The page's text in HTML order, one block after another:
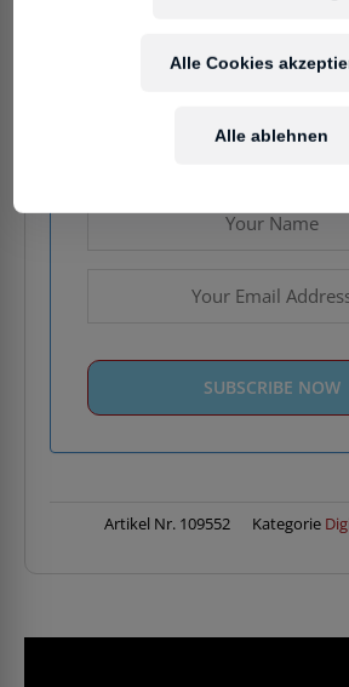
Artikel Nr. 109552 Kategorie
Alle ablehnen
Alle Cookies